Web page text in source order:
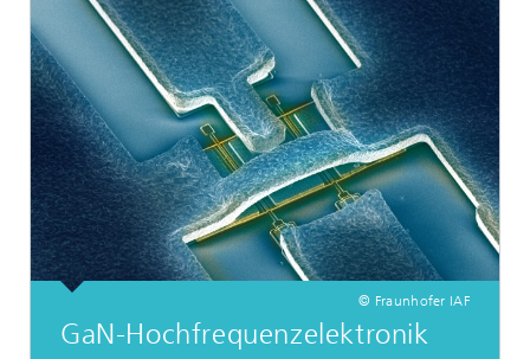
© Fraunhofer IAF
GaN-Hochfrequenzelektronik